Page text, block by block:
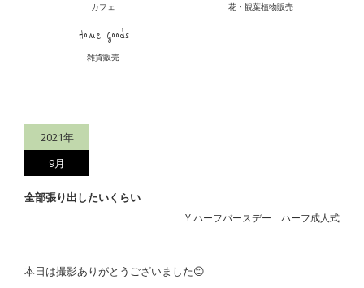
カフェ 花・観葉植物販売
Home goods
雑貨販売
2021年
9月
全部張り出したいくらい
Y ハーフバースデー ハーフ成人式
本日は撮影ありがとうございました😊